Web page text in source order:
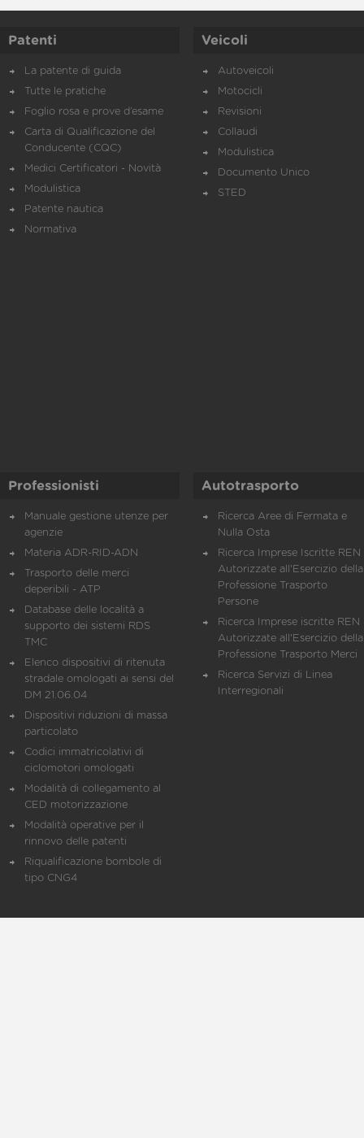
Patenti
La patente di guida
Tutte le pratiche
Foglio rosa e prove d’esame
Carta di Qualificazione del
Conducente (CQC)
Medici Certificatori - Novità
Modulistica
Patente nautica
Normativa
Veicoli
Autoveicoli
Motocicli
Revisioni
Collaudi
Modulistica
Documento Unico
STED
Professionisti
Manuale gestione utenze per
agenzie
Materia ADR-RID-ADN
Trasporto delle merci
deperibili - ATP
Database delle località a
supporto dei sistemi RDS
TMC
Elenco dispositivi di ritenuta
stradale omologati ai sensi del
DM 21.06.04
Dispositivi riduzioni di massa
particolato
Codici immatricolativi di
ciclomotori omologati
Modalità di collegamento al
CED motorizzazione
Modalità operative per il
rinnovo delle patenti
Riqualificazione bombole di
tipo CNG4
Autotrasporto
Ricerca Aree di Fermata e
Nulla Osta
Ricerca Imprese Iscritte REN
Autorizzate all'Esercizio della
Professione Trasporto
Persone
Ricerca Imprese iscritte REN
Autorizzate all'Esercizio della
Professione Trasporto Merci
Ricerca Servizi di Linea
Interregionali